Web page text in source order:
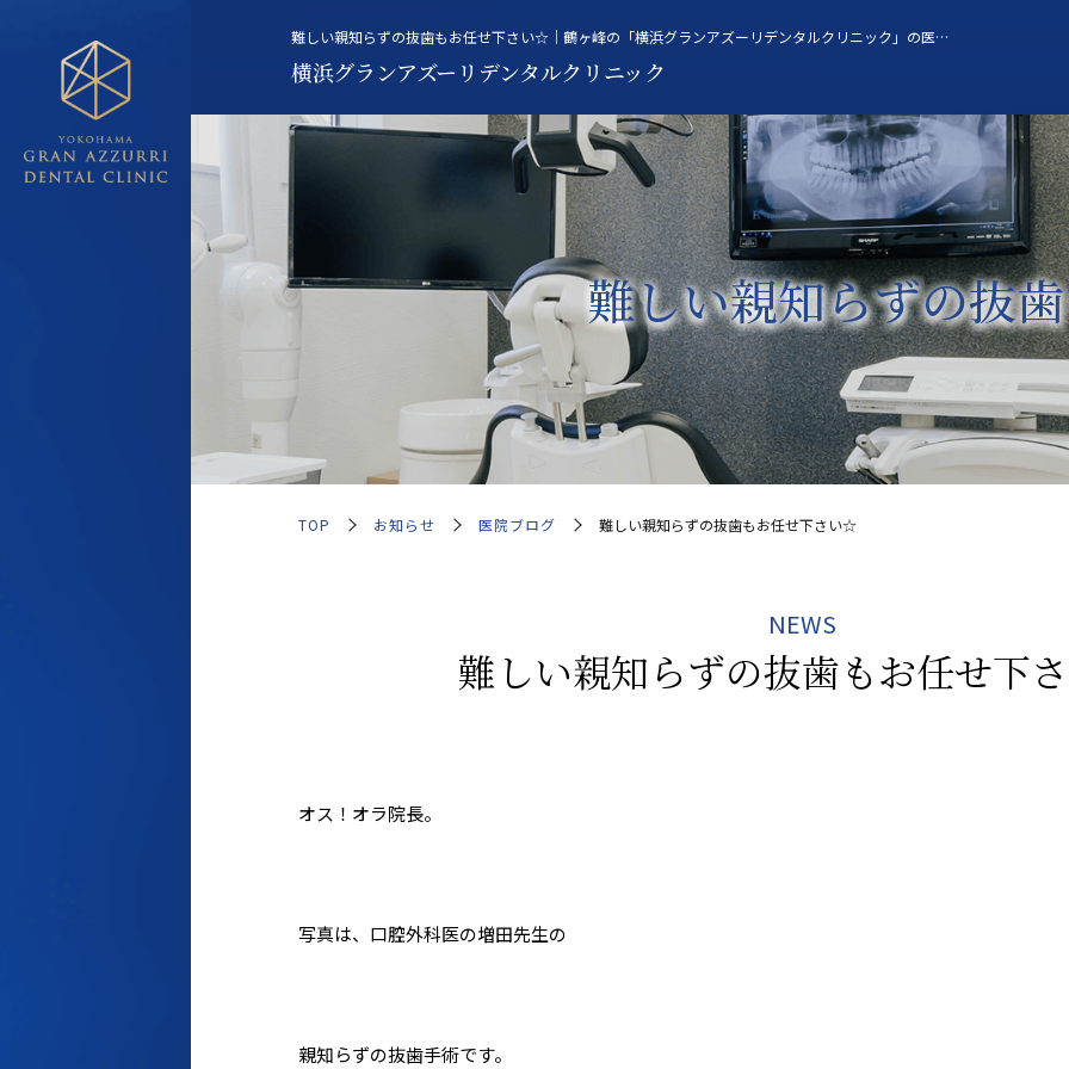
難しい親知らずの抜歯もお任せ下さい☆｜鶴ヶ峰の「横浜グランアズーリデンタルクリニック」の医院ブログのページです。
横浜グランアズーリデンタルクリニック
難しい親知らずの抜
TOP お知らせ 医院ブログ 難しい親知らずの抜歯もお任せ下さい☆
NEWS
難しい親知らずの抜歯もお任せ下
オス！オラ院長。
写真は、口腔外科医の増田先生の
親知らずの抜歯手術です。